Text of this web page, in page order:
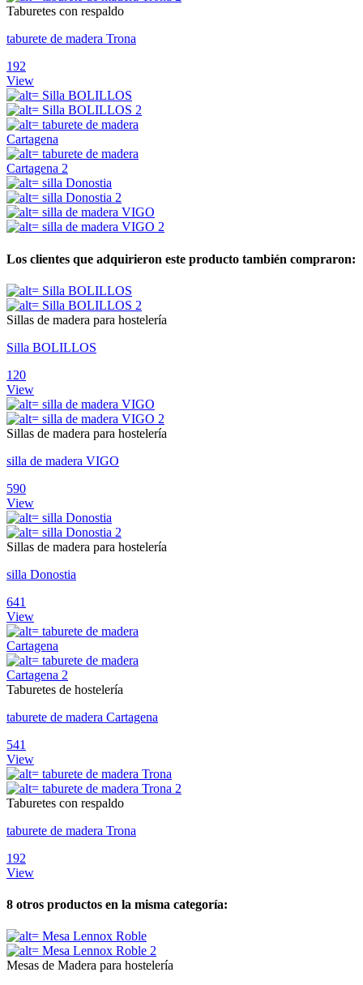
Taburetes con respaldo
taburete de madera Trona
192
View
Los clientes que adquirieron este producto también compraron:
Sillas de madera para hostelería
Silla BOLILLOS
120
View
Sillas de madera para hostelería
silla de madera VIGO
590
View
Sillas de madera para hostelería
silla Donostia
641
View
Taburetes de hostelería
taburete de madera Cartagena
541
View
Taburetes con respaldo
taburete de madera Trona
192
View
8 otros productos en la misma categoría:
Mesas de Madera para hostelería